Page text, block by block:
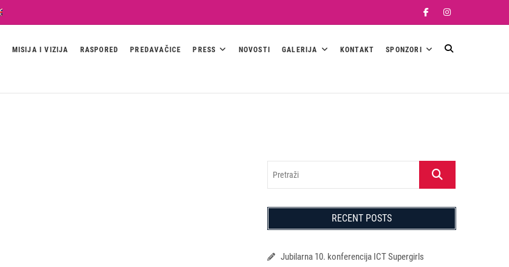
FacebookInstagram
MISIJA I VIZIJA RASPORED PREDAVAČICE PRESS NOVOSTI GALERIJA KONTAKT SPONZORI
Pretraži
RECENT POSTS
Jubilarna 10. konferencija ICT Supergirls